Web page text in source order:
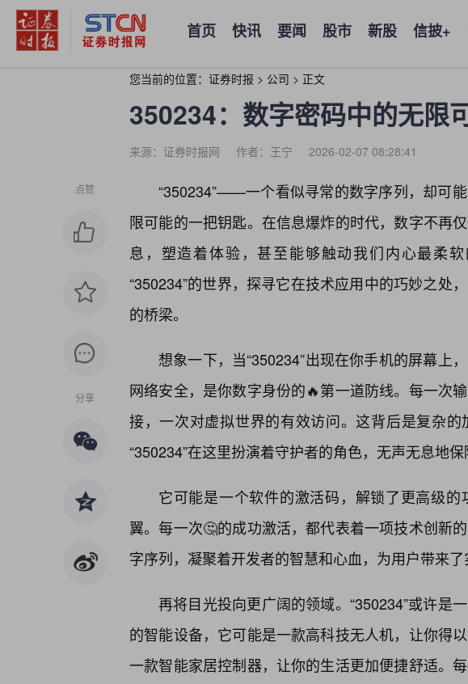
首页 快讯 要闻 股市 新股 信披+
您当前的位置： 证券时报 > 公司 > 正文
350234：数字密码中的无限
来源：证券时报网 作者：王宁 2026-02-07 08:28:41
点赞
分享
“350234”——一个看似寻常的数字序列，却可
限可能的一把钥匙。在信息爆炸的时代，数字不再
息，塑造着体验，甚至能够触动我们内心最柔
“350234”的世界，探寻它在技术应用中的巧妙之处
的桥梁。
想象一下，当“350234”出现在你手机的屏幕上
网络安全，是你数字身份的🔥第一道防线。每一次
接，一次对虚拟世界的有效访问。这背后是复杂
“350234”在这里扮演着守护者的角色，无声无息地保
它可能是一个软件的激活码，解锁了更高级
翼。每一次🤔的成功激活，都代表着一项技术创新
字序列，凝聚着开发者的智慧和心血，为用户带来了
再将目光投向更广阔的领域。“350234”或许是
的智能设备，它可能是一款高科技无人机，让你得
一款智能家居控制器，让你的生活更加便捷舒适。